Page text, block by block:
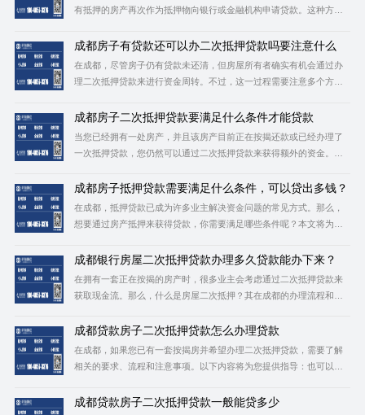
有抵押的房产再次作为抵押物向银行或金融机构申请贷款。这种方式
下是成都申请银行二次抵押贷款所需具备的条件：也可以在办理贷款
前咨询成都帮帮普惠，了解贷款信息。 1.年龄与还款
成都房子有贷款还可以办二次抵押贷款吗要注意什么
在成都，尽管房子仍有贷款未还清，但房屋所有者确实有机会通过办
理二次抵押贷款来进行资金周转。不过，这一过程需要注意多个方
咨询成都帮帮普惠，了解贷款信息。 一、成都房子有贷款可以办二次
成都房子二次抵押贷款要满足什么条件才能贷款
当您已经拥有一处房产，并且该房产目前正在按揭还款或已经办理了
一次抵押贷款，您仍然可以通过二次抵押贷款来获得额外的资金。这
济支持。那么，想要顺利申请成都房屋二次抵押贷款，需要满足哪些
条件呢？也可以在办理贷款前咨询成都帮帮普惠，了解贷款信息。&n
成都房子抵押贷款需要满足什么条件，可以贷出多钱？
在成都，抵押贷款已成为许多业主解决资金问题的常见方式。那么，
想要通过房产抵押来获得贷款，你需要满足哪些条件呢？本文将为你
贷款前咨询成都帮帮普惠，了解贷款信息。 首先，要进行房屋抵押贷
成都银行房屋二次抵押贷款办理多久贷款能办下来？
在拥有一套正在按揭的房产时，很多业主会考虑通过二次抵押贷款来
获取现金流。那么，什么是房屋二次抵押？其在成都的办理流程和时
更好地了解相关事宜。也可以在办理贷款前咨询成都帮帮普惠，了解
贷款信息。 一、房屋二次抵押的定义
成都贷款房子二次抵押贷款怎么办理贷款
在成都，如果您已有一套按揭房并希望办理二次抵押贷款，需要了解
相关的要求、流程和注意事项。以下内容将为您提供指导：也可以在
概念及基本要求 房屋二次抵押贷款是指在已有的按揭贷款未结清的情
成都贷款房子二次抵押贷款一般能贷多少